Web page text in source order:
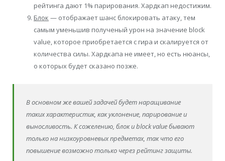
рейтинга дают 1% парирования. Хардкап недостижим.
Блок — отображает шанс блокировать атаку, тем
самым уменьшив полученый урон на значение block
value, которое приобретается с гира и скалируется от
количества силы. Хардкапа не имеет, но есть нюансы,
о которых будет сказано позже.
В основном же вашей задачей будет наращивание
таких характеристик, как уклонение, парирование и
выносливость. К сожелению, блок и block value бывают
только на низкоуровневых предметах, так что его
повышение возможно только через рейтинг защиты.